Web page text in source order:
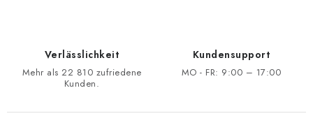
Verlässlichkeit
Mehr als 22 810 zufriedene
Kunden.
Kundensupport
MO - FR: 9:00 – 17:00